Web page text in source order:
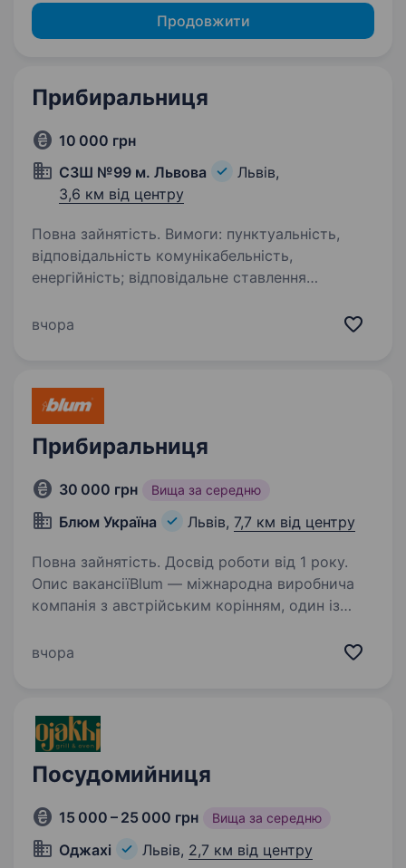
Продовжити
Прибиральниця
10 000 грн
СЗШ №99 м. Львова
Львів,
3,6 км від центру
Повна зайнятість. Вимоги: пунктуальність,
відповідальність комунікабельність,
енергійність; відповідальне ставлення
вчора
Прибиральниця
30 000 грн Вища за середню
Блюм Україна Львів, 7,7 км від центру
Повна зайнятість. Досвід роботи від 1 року.
Опис вакансіїBlum — міжнародна виробнича
компанія з австрійським корінням, один із
для меблів. Компанія спеціалізується
вчора
Посудомийниця
15 000 – 25 000 грн Вища за середню
Оджахі Львів, 2,7 км від центру